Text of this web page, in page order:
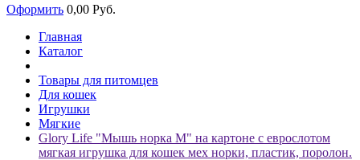
Оформить 0,00 Руб.
Главная
Каталог
Товары для питомцев
Для кошек
Игрушки
Мягкие
Glory Life "Мышь норка М" на картоне с еврослотом
мягкая игрушка для кошек мех норки, пластик, поролон.